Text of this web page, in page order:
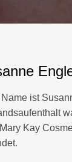
Name ist
Kay